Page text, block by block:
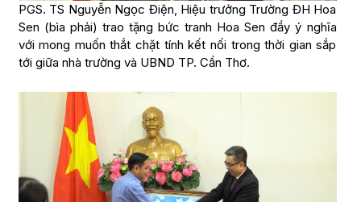
PGS. TS Nguyễn Ngọc Điện, Hiệu trưởng Trường ĐH Hoa
Sen (bìa phải) trao tặng bức tranh Hoa Sen đầy ý nghĩa
với mong muốn thắt chặt tính kết nối trong thời gian sắp
tới giữa nhà trường và UBND TP. Cần Thơ.